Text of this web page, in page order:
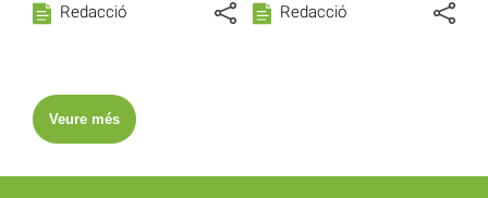
Redacció Redacció
Veure més